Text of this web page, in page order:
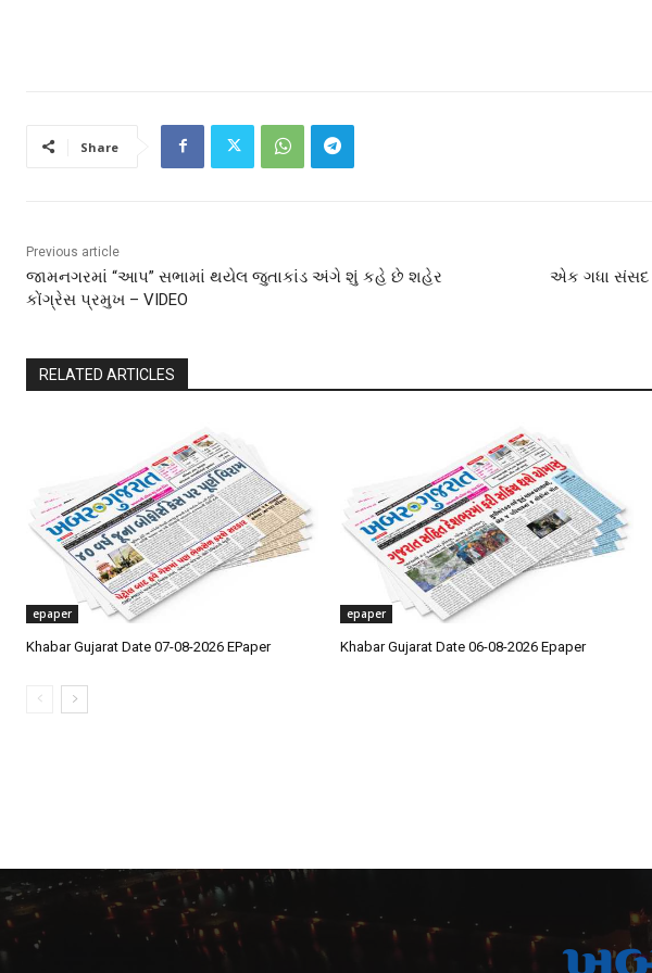
Share
Previous article
જામનગરમાં “આપ” સભામાં થયેલ જુતાકાંડ અંગે શું કહે છે શહેર
કોંગ્રેસ પ્રમુખ – VIDEO
એક ગધા સંસદ
RELATED ARTICLES
epaper
Khabar Gujarat Date 07-08-2026 EPaper
epaper
Khabar Gujarat Date 06-08-2026 Epaper